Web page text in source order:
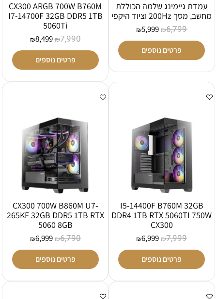
עמדת גיימינג שלמה הכוללת
מחשב, מסך 200Hz וציוד היקפי
₪6,799
₪5,999
פרטים נוספים
CX300 ARGB 700W B760M
I7-14700F 32GB DDR5 1TB
5060Ti
₪7,990
₪8,499
פרטים נוספים
I5-14400F B760M 32GB
DDR4 1TB RTX 5060TI 750W
CX300
₪7,999
₪6,999
פרטים נוספים
CX300 700W B860M U7-
265KF 32GB DDR5 1TB RTX
5060 8GB
₪6,790
₪6,999
פרטים נוספים